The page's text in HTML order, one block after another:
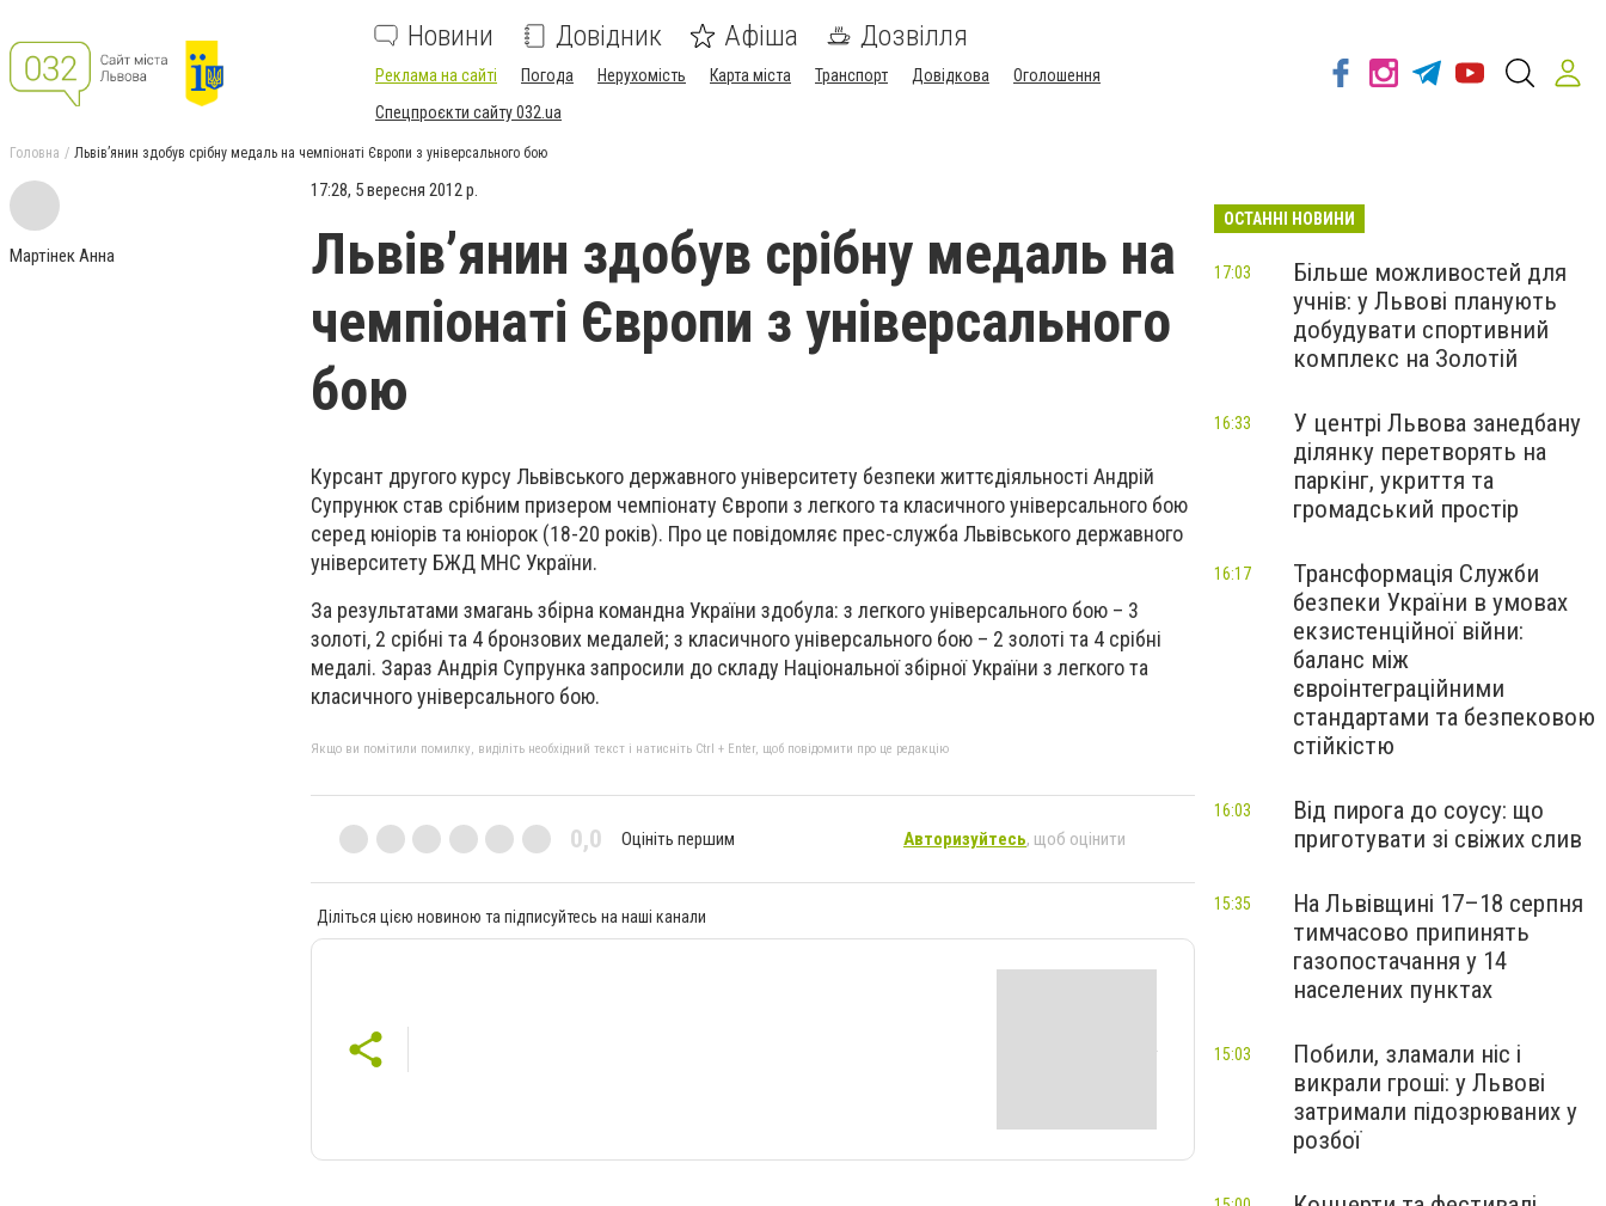
Новини Довідник Афіша Дозвілля
Реклама на сайті Погода Нерухомість Карта міста Транспорт Довідкова
Оголошення
Спецпроєкти сайту 032.ua
Головна Львів’янин здобув срібну медаль на чемпіонаті Європи з універсального бою
Мартінек Анна
17:28, 5 вересня 2012 р.
Львів’янин здобув срібну медаль на
чемпіонаті Європи з універсального
бою
Курсант другого курсу Львівського державного університету безпеки життєдіяльності Андрій
Супрунюк став срібним призером чемпіонату Європи з легкого та класичного універсального бою
серед юніорів та юніорок (18-20 років). Про це повідомляє прес-служба Львівського державного
університету БЖД МНС України.
За результатами змагань збірна командна України здобула: з легкого універсального бою – 3
золоті, 2 срібні та 4 бронзових медалей; з класичного універсального бою – 2 золоті та 4 срібні
медалі. Зараз Андрія Супрунка запросили до складу Національної збірної України з легкого та
класичного універсального бою.
Якщо ви помітили помилку, виділіть необхідний текст і натисніть Ctrl + Enter, щоб повідомити про це редакцію
0,0 Оцініть першим Авторизуйтесь, щоб оцінити
Діліться цією новиною та підписуйтесь на наші канали
ОСТАННІ НОВИНИ
Більше можливостей для
учнів: у Львові планують
добудувати спортивний
комплекс на Золотій
17:03
У центрі Львова занедбану
ділянку перетворять на
паркінг, укриття та
громадський простір
16:33
Трансформація Служби
безпеки України в умовах
екзистенційної війни:
баланс між
євроінтеграційними
стандартами та безпековою
стійкістю
16:17
Від пирога до соусу: що
приготувати зі свіжих слив
16:03
На Львівщині 17–18 серпня
тимчасово припинять
газопостачання у 14
населених пунктах
15:35
Побили, зламали ніс і
викрали гроші: у Львові
затримали підозрюваних у
розбої
15:03